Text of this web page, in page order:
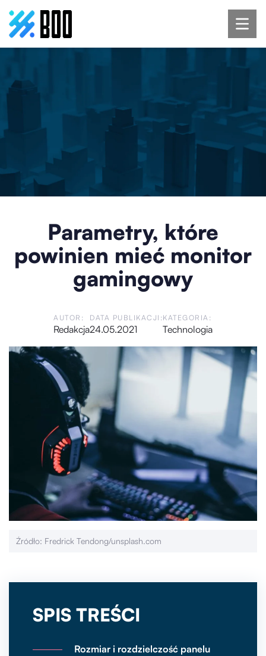
Parametry, które
powinien mieć monitor
gamingowy
AUTOR:
Redakcja
DATA PUBLIKACJI:
24.05.2021
KATEGORIA:
Technologia
Źródło: Fredrick Tendong/unsplash.com
SPIS TREŚCI
Rozmiar i rozdzielczość panelu